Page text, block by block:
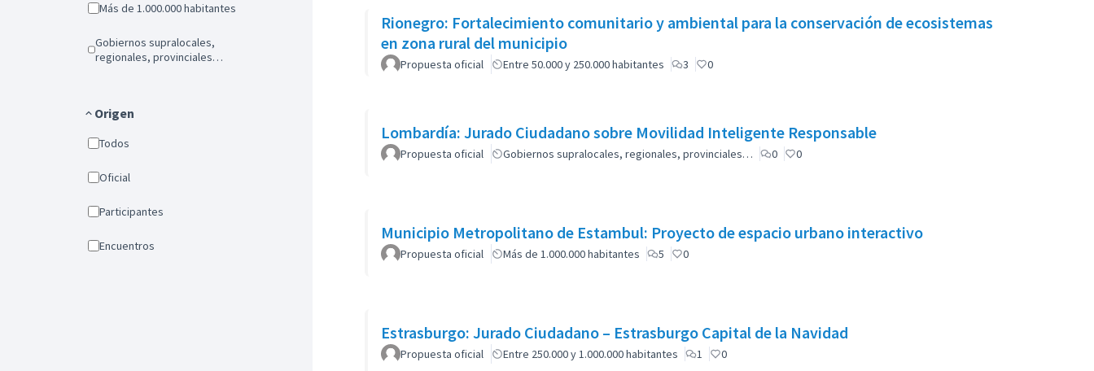
Más de 1.000.000 habitantes
Gobiernos supralocales,
regionales, provinciales…
Origen
Todos
Oficial
Participantes
Encuentros
Rionegro: Fortalecimiento comunitario y ambiental para la conservación de ecosistemas
en zona rural del municipio
Propuesta oficial Entre 50.000 y 250.000 habitantes 3 0
Lombardía: Jurado Ciudadano sobre Movilidad Inteligente Responsable
Propuesta oficial Gobiernos supralocales, regionales, provinciales… 0 0
Municipio Metropolitano de Estambul: Proyecto de espacio urbano interactivo
Propuesta oficial Más de 1.000.000 habitantes 5 0
Estrasburgo: Jurado Ciudadano – Estrasburgo Capital de la Navidad
Propuesta oficial Entre 250.000 y 1.000.000 habitantes 1 0